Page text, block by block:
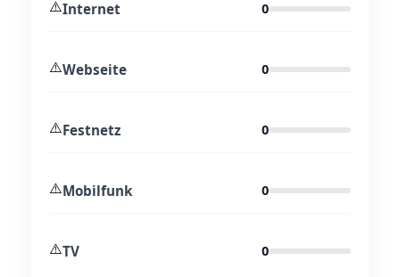
⚠️Internet 0
⚠️Webseite 0
⚠️Festnetz 0
⚠️Mobilfunk 0
⚠️TV 0